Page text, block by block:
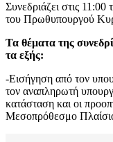
Συνεδριάζει στις 11:00
του Πρωθυπουργού
Τα θέματα της
τα εξής:
-Εισήγηση από τον
τον αναπληρωτή
κατάσταση και οι
Μεσοπρόθεσμο